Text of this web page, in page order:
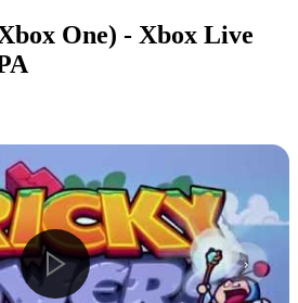
One) - Xbox Live